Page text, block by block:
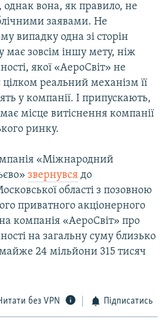
вона, як правило, не
заявами. Не
випадку одна зі сторін
має зовсім іншу мету, ніж
якої «АероСвіт» не
цілком реальний механізм її
у компанії. І припускають,
місце витіснення компанії
ринку.
«Міжнародний
звернувся до
області з позовною
приватного акціонерного
компанія «АероСвіт» про
на загальну суму близько
24 мільйони 315 тисяч
без VPN Підписатись